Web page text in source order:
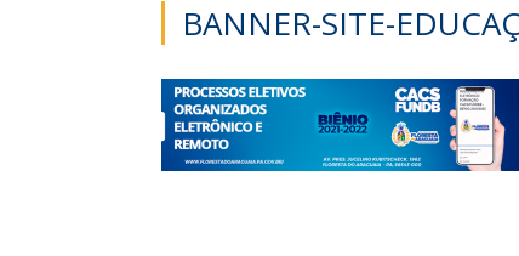
BANNER-SITE-